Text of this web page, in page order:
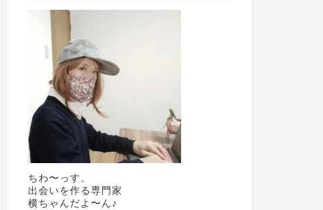
ちわ〜っす。
出会いを作る専門家
横ちゃんだよ〜ん♪